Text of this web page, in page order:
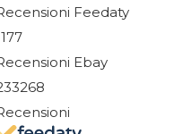
Feedaty
Ebay